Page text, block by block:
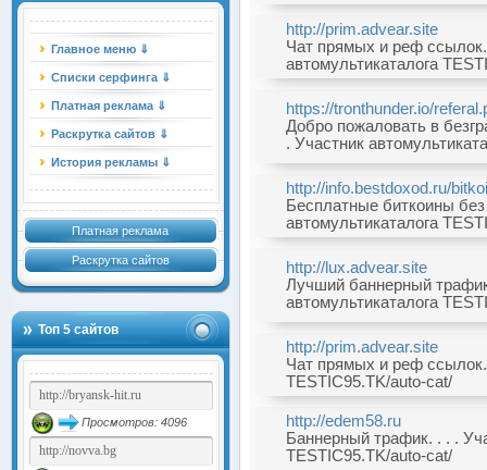
Главное меню ⇓
Списки серфинга ⇓
Платная реклама ⇓
Раскрутка сайтов ⇓
История рекламы ⇓
Платная реклама
Раскрутка сайтов
Топ 5 сайтов
Просмотров: 4096
http://prim.advear.site
Чат прямых и реф
автомультикаталога
https://tronthunder.io/
Добро пожаловать в
. Участник
http://info.bestdoxod.ru/
Бесплатные биткоины
автомультикаталога
http://lux.advear.site
Лучший баннерный
автомультикаталога
http://prim.advear.site
Чат прямых и реф ссылок.
TESTIC95.TK/auto-cat/
http://edem58.ru
Баннерный трафик. . . .
TESTIC95.TK/auto-cat/